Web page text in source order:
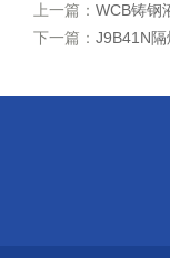
上一篇： ​WCB铸钢
下一篇： J9B41N